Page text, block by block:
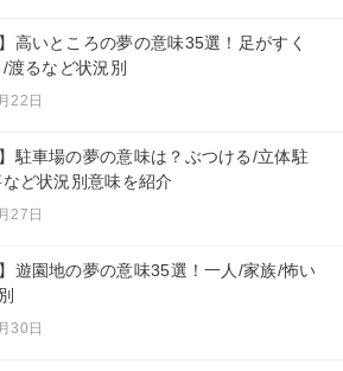
】高いところの夢の意味35選！足がすく
渡るなど状況別
22日
】駐車場の夢の意味は？ぶつける/立体駐
ど状況別意味を紹介
27日
】遊園地の夢の意味35選！一人/家族/怖い
30日